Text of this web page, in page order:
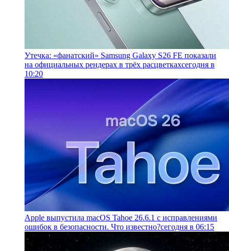
Утечка: «фанатский» Samsung Galaxy S26 FE показали
на официальных рендерах в трёх расцветкахсегодня в
10:20
Apple выпустила macOS Tahoe 26.6.1 с исправлениями
ошибок в безопасности. Что известно?сегодня в 06:15